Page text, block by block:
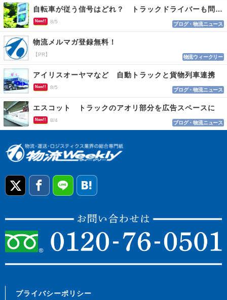
自転車が従う信号はどれ？ トラックドライバーも問われる認識
New!! 8/5 ブログ・物流ニュース
物流メルマガ登録無料！
【PR】 物流ウィークリー
アイリスオーヤマなど 自動トラックと貨物列車連携
New!! 8/5 ブログ・物流ニュース
エスコット トラックのアオリ部分を広告スペースに
New!! 8/4 ブログ・物流ニュース
プライバシーポリシー